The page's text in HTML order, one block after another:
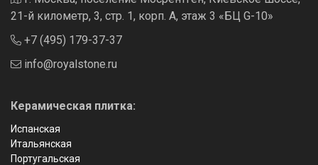
21-й километр, 3, стр. 1, корп. А, этаж 3 «БЦ G-10»
+7 (495) 179-37-37
info@royalstone.ru
Керамическая плитка:
Испанская
Итальянская
Португальская